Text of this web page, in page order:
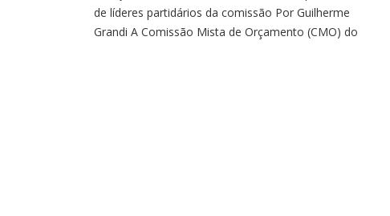
de líderes partidários da comissão Por Guilherme
Grandi A Comissão Mista de Orçamento (CMO) do